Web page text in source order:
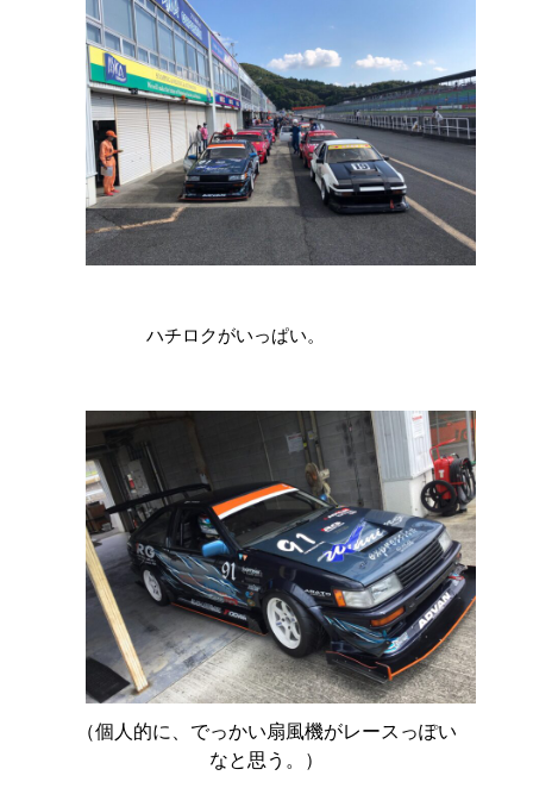
ハチロクがいっぱい。
（個人的に、でっかい扇風機がレースっぽい
なと思う。）